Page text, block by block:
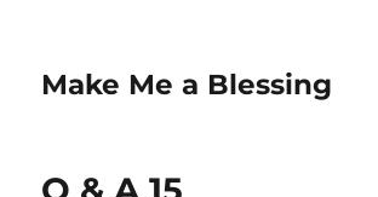
Make Me a Blessing